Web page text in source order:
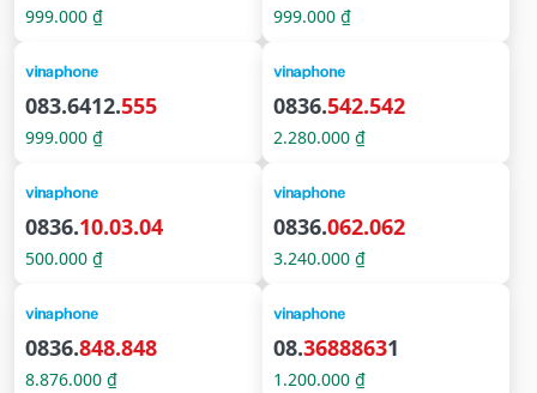
999.000 ₫ 999.000 ₫
083.6412.555
999.000 ₫
0836.542.542
2.280.000 ₫
0836.10.03.04
500.000 ₫
0836.062.062
3.240.000 ₫
0836.848.848
8.876.000 ₫
08.36888631
1.200.000 ₫